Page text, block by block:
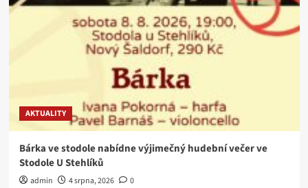
AKTUALITY
Bárka ve stodole nabídne výjimečný hudební večer ve
Stodole U Stehlíků
admin 4 srpna, 2026 0